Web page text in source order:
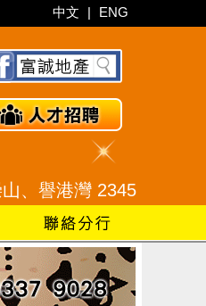
中文 | ENG
港灣 2345 9926 /